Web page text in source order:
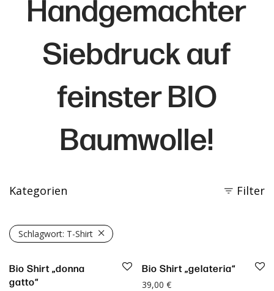
Handgemachter
Siebdruck auf
feinster BIO
Baumwolle!
Kategorien Filter
Schlagwort: T-Shirt
Bio Shirt „donna
gatto“
Bio Shirt „gelateria“
39,00 €